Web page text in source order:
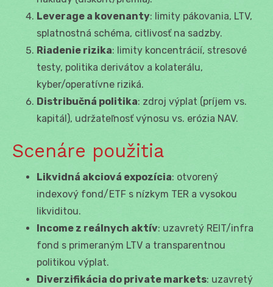
Leverage a kovenanty: limity pákovania, LTV,
splatnostná schéma, citlivosť na sadzby.
Riadenie rizika: limity koncentrácií, stresové
testy, politika derivátov a kolaterálu,
kyber/operatívne riziká.
Distribučná politika: zdroj výplat (príjem vs.
kapitál), udržateľnosť výnosu vs. erózia NAV.
Scenáre použitia
Likvidná akciová expozícia: otvorený
indexový fond/ETF s nízkym TER a vysokou
likviditou.
Income z reálnych aktív: uzavretý REIT/infra
fond s primeraným LTV a transparentnou
politikou výplat.
Diverzifikácia do private markets: uzavretý